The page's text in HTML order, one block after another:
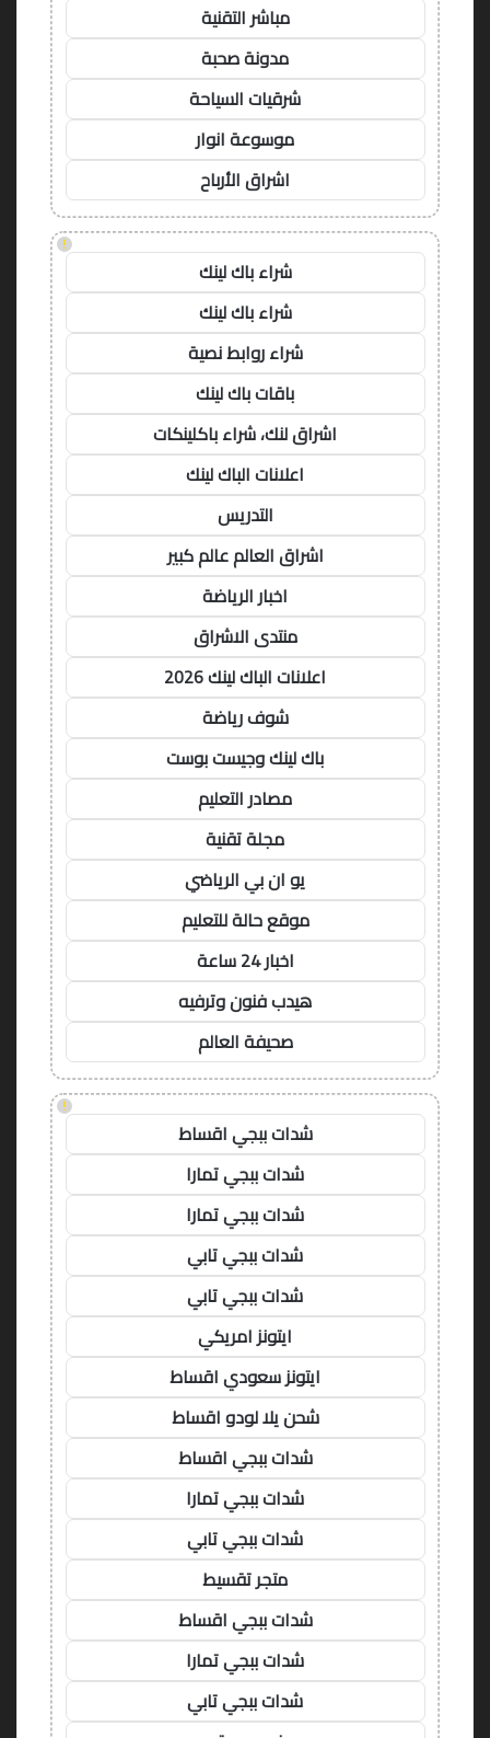
مباشر التقنية
مدونة صحبة
شرقيات السياحة
موسوعة انوار
اشراق الأرباح
!
شراء باك لينك
شراء باك لينك
شراء روابط نصية
باقات باك لينك
اشراق لنك، شراء باكلينكات
اعلانات الباك لينك
التدريس
اشراق العالم عالم كبير
اخبار الرياضة
منتدى الاشراق
اعلانات الباك لينك 2026
شوف رياضة
باك لينك وجيست بوست
مصادر التعليم
مجلة تقنية
يو ان بي الرياضي
موقع حالة للتعليم
اخبار 24 ساعة
هيدب فنون وترفيه
صحيفة العالم
!
شدات ببجي اقساط
شدات ببجي تمارا
شدات ببجي تمارا
شدات ببجي تابي
شدات ببجي تابي
ايتونز امريكي
ايتونز سعودي اقساط
شحن يلا لودو اقساط
شدات ببجي اقساط
شدات ببجي تمارا
شدات ببجي تابي
متجر تقسيط
شدات ببجي اقساط
شدات ببجي تمارا
شدات ببجي تابي